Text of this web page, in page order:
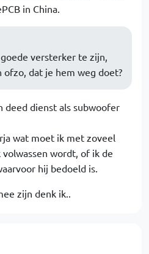
in China.
versterker te zijn,
ofzo, dat je hem weg doet?
deed dienst als subwoofer
wat moet ik met zoveel
wordt, of ik de
hij bedoeld is.
zijn denk ik..